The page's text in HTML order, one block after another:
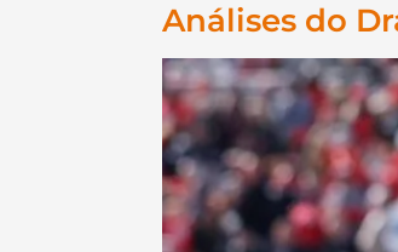
Análises do